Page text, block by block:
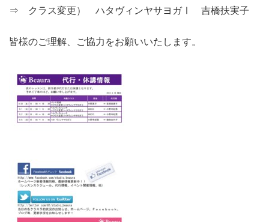
⇒ クラス変更） ハタヴィンヤサヨガⅠ 吉橋扶実子
皆様のご理解、ご協力をお願いいたします。